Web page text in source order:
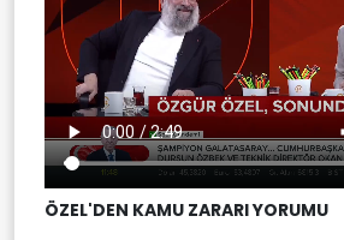
ÖZEL'DEN KAMU ZARARI YORUMU